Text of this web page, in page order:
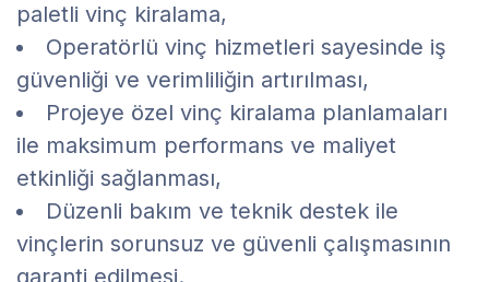
paletli vinç kiralama,
Operatörlü vinç hizmetleri sayesinde iş
güvenliği ve verimliliğin artırılması,
Projeye özel vinç kiralama planlamaları
ile maksimum performans ve maliyet
etkinliği sağlanması,
Düzenli bakım ve teknik destek ile
vinçlerin sorunsuz ve güvenli çalışmasının
garanti edilmesi.